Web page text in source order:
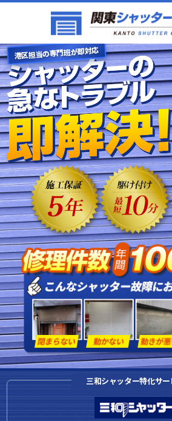
港区担当の専門班が即対応
三和シャッター特化サー